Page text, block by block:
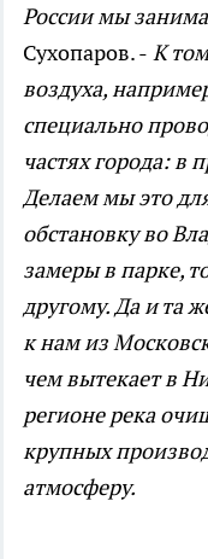
России мы
Сухопаров. - К
воздуха,
специально
частях города: в
Делаем мы это
обстановку во
замеры в парке,
другому. Да и та
к нам из
чем вытекает в
регионе река
крупных
атмосферу.